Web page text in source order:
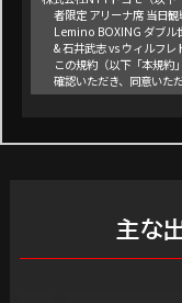
者限定 アリーナ席 当日
Lemino BOXING ダブル
& 石井武志 vs ウィルフレ
この規約（以下「本規約
確認いただき、同意いた
世界タイトルマッチ 吉
会場 ：【神奈川】横
※お一人につき1枚での
げます。
主な